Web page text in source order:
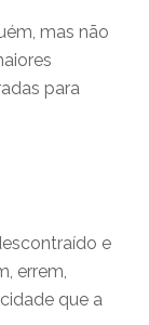
mas não
para
e
errem,
que a